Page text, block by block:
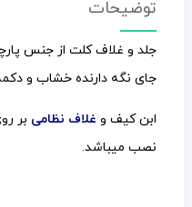
توضیحات
جلد و غلاف کلت از جنس
جای نگه دارنده خشاب و
ابن کیف و غلاف نظامی بر
نصب میباشد.